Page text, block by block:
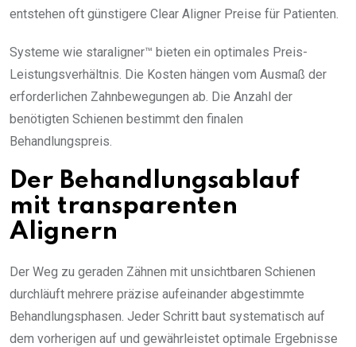
entstehen oft günstigere Clear Aligner Preise für Patienten.
Systeme wie staraligner™ bieten ein optimales Preis-
Leistungsverhältnis. Die Kosten hängen vom Ausmaß der
erforderlichen Zahnbewegungen ab. Die Anzahl der
benötigten Schienen bestimmt den finalen
Behandlungspreis.
Der Behandlungsablauf
mit transparenten
Alignern
Der Weg zu geraden Zähnen mit unsichtbaren Schienen
durchläuft mehrere präzise aufeinander abgestimmte
Behandlungsphasen. Jeder Schritt baut systematisch auf
dem vorherigen auf und gewährleistet optimale Ergebnisse